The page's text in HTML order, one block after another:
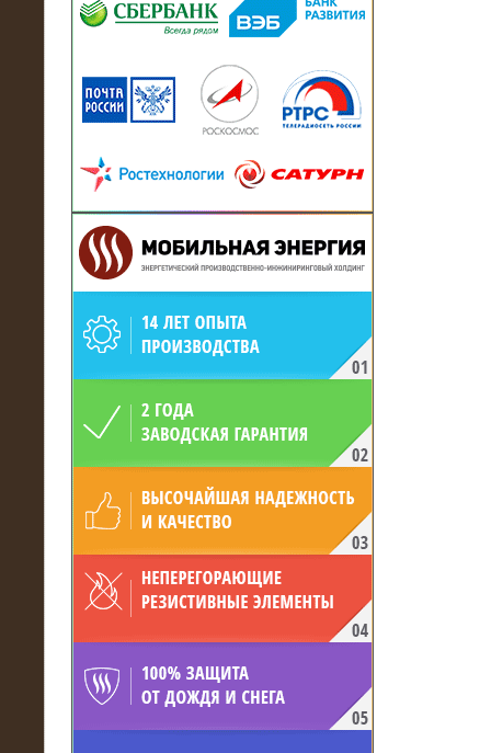
Активно-реактивные нагрузочные
модули 15 МВт (21,5 МВА) На Кубок
конфедераций
произведён высоковольтный
нагрузочный комплекс 24 МВт с
напряжением 6/10 кВ
15.04.2017
Нагрузочный комплекс 16 МВт с